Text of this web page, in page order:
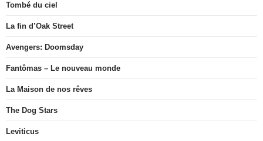
Tombé du ciel
La fin d’Oak Street
Avengers: Doomsday
Fantômas – Le nouveau monde
La Maison de nos rêves
The Dog Stars
Leviticus